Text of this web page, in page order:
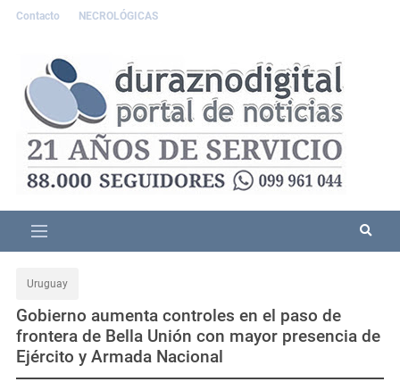
Contacto NECROLÓGICAS
Uruguay
Gobierno aumenta controles en el paso de
frontera de Bella Unión con mayor presencia de
Ejército y Armada Nacional